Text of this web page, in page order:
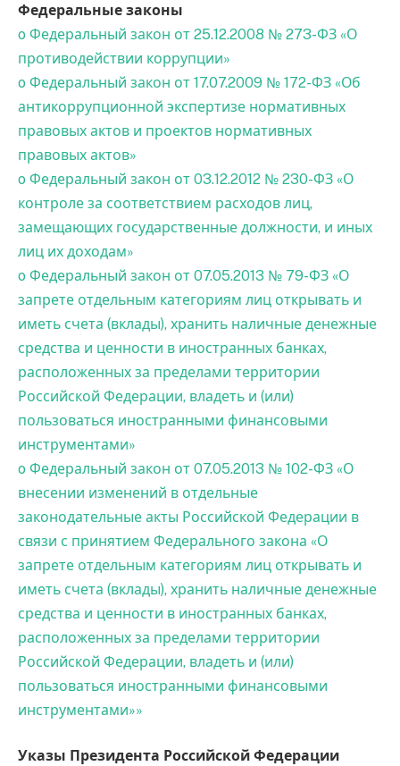
Федеральные законы
o Федеральный закон от 25.12.2008 № 273-ФЗ «О
противодействии коррупции»
o Федеральный закон от 17.07.2009 № 172-ФЗ «Об
антикоррупционной экспертизе нормативных
правовых актов и проектов нормативных
правовых актов»
o Федеральный закон от 03.12.2012 № 230-ФЗ «О
контроле за соответствием расходов лиц,
замещающих государственные должности, и иных
лиц их доходам»
o Федеральный закон от 07.05.2013 № 79-ФЗ «О
запрете отдельным категориям лиц открывать и
иметь счета (вклады), хранить наличные денежные
средства и ценности в иностранных банках,
расположенных за пределами территории
Российской Федерации, владеть и (или)
пользоваться иностранными финансовыми
инструментами»
o Федеральный закон от 07.05.2013 № 102-ФЗ «О
внесении изменений в отдельные
законодательные акты Российской Федерации в
связи с принятием Федерального закона «О
запрете отдельным категориям лиц открывать и
иметь счета (вклады), хранить наличные денежные
средства и ценности в иностранных банках,
расположенных за пределами территории
Российской Федерации, владеть и (или)
пользоваться иностранными финансовыми
инструментами»»
Указы Президента Российской Федерации